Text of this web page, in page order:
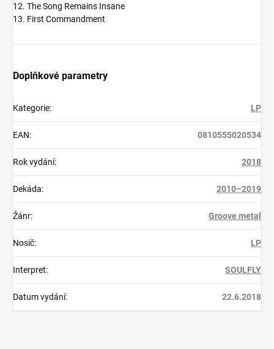
12. The Song Remains Insane
13. First Commandment
Doplňkové parametry
Kategorie: LP
EAN: 0810555020534
Rok vydání: 2018
Dekáda: 2010–2019
Žánr: Groove metal
Nosič: LP
Interpret: SOULFLY
Datum vydání: 22.6.2018